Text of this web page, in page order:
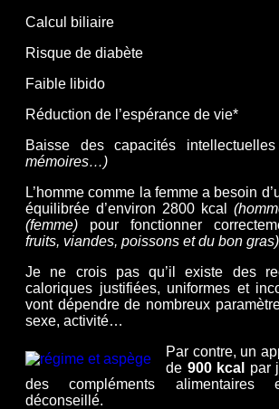
Calcul biliaire
Risque de diabète
Faible libido
Réduction de l’espérance de vie*
Baisse des capacités intellectuelles
mémoires…)
L’homme comme la femme a besoin
équilibrée d’environ 2800 kcal
(femme) pour fonctionner
fruits, viandes, poissons et du bon
Je ne crois pas qu’il existe des
caloriques justifiées, uniformes et
vont dépendre de nombreux
sexe, activité…
Par contre, un
de 900 kcal
par
des compléments alimentaires
déconseillé.